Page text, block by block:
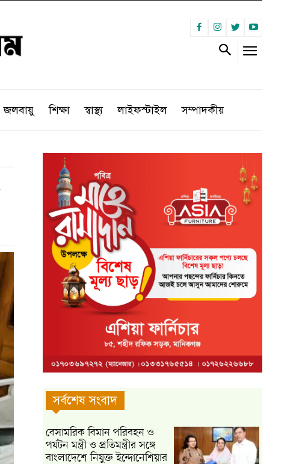
জলবায়ু শিক্ষা স্বাস্থ্য লাইফস্টাইল সম্পাদকীয়
সর্বশেষ সংবাদ
বেসামরিক বিমান পরিবহন ও
পর্যটন মন্ত্রী ও প্রতিমন্ত্রীর সঙ্গে
বাংলাদেশে নিযুক্ত ইন্দোনেশিয়ার